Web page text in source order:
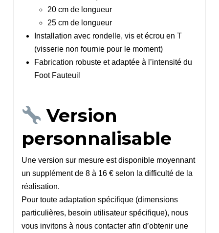
20 cm de longueur
25 cm de longueur
Installation avec rondelle, vis et écrou en T
(visserie non fournie pour le moment)
Fabrication robuste et adaptée à l’intensité du
Foot Fauteuil
Version
personnalisable
Une version sur mesure est disponible moyennant
un supplément de 8 à 16 € selon la difficulté de la
réalisation.
Pour toute adaptation spécifique (dimensions
particulières, besoin utilisateur spécifique), nous
vous invitons à nous contacter afin d’obtenir une